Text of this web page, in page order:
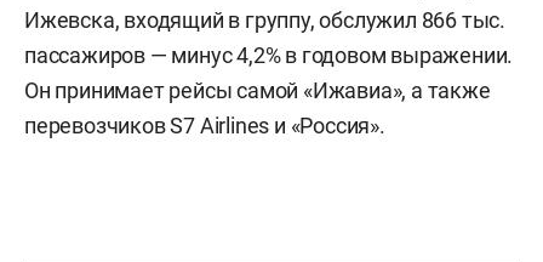
Ижевска, входящий в группу, обслужил 866 тыс.
пассажиров — минус 4,2% в годовом выражении.
Он принимает рейсы самой «Ижавиа», а также
перевозчиков S7 Airlines и «Россия».